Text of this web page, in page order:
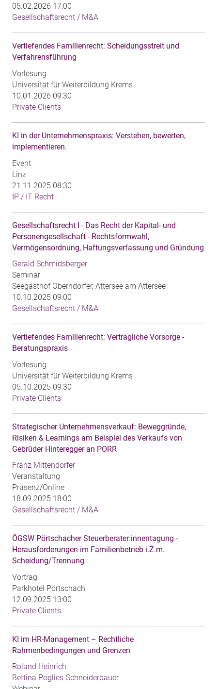
05.02.2026 17:00
Gesellschaftsrecht / M&A
Vertiefendes Familienrecht: Scheidungsstreit und
Verfahrensführung
Vorlesung
Universität für Weiterbildung Krems
10.01.2026 09:30
Private Clients
KI in der Unternehmenspraxis: Verstehen, bewerten,
implementieren.
Event
Linz
21.11.2025 08:30
IP / IT Recht
Gesellschaftsrecht I - Das Recht der Kapital- und
Personengesellschaft - Rechtsformwahl,
Vermögensordnung, Haftungsverfassung und Gründung
Gerald Schmidsberger
Seminar
Seegasthof Oberndorfer, Attersee am Attersee
10.10.2025 09:00
Gesellschaftsrecht / M&A
Vertiefendes Familienrecht: Vertragliche Vorsorge -
Beratungspraxis
Vorlesung
Universität für Weiterbildung Krems
05.10.2025 09:30
Private Clients
Strategischer Unternehmensverkauf: Beweggründe,
Risiken & Learnings am Beispiel des Verkaufs von
Gebrüder Hinteregger an PORR
Franz Mittendorfer
Veranstaltung
Präsenz/Online
18.09.2025 18:00
Gesellschaftsrecht / M&A
ÖGSW Pörtschacher Steuerberater:innentagung -
Herausforderungen im Familienbetrieb i.Z.m.
Scheidung/Trennung
Vortrag
Parkhotel Pörtschach
12.09.2025 13:00
Private Clients
KI im HR-Management – Rechtliche
Rahmenbedingungen und Grenzen
Roland Heinrich
Bettina Poglies-Schneiderbauer